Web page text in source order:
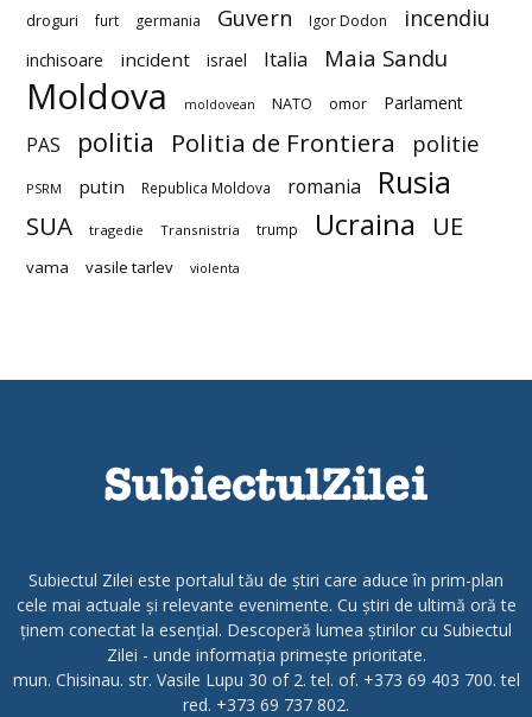
droguri furt germania Guvern Igor Dodon incendiu
inchisoare incident israel Italia Maia Sandu
Moldova moldovean NATO omor Parlament
PAS politia Politia de Frontiera politie
PSRM putin Republica Moldova romania Rusia
SUA tragedie Transnistria trump Ucraina UE
vama vasile tarlev violenta
Subiectul Zilei este portalul tău de știri care aduce în prim-plan
cele mai actuale și relevante evenimente. Cu știri de ultimă oră te
ținem conectat la esențial. Descoperă lumea știrilor cu Subiectul
Zilei - unde informația primește prioritate.
mun. Chisinau. str. Vasile Lupu 30 of 2. tel. of. +373 69 403 700. tel
red. +373 69 737 802.